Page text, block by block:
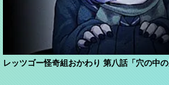
レッツゴー怪奇組おかわり 第八話「穴の中